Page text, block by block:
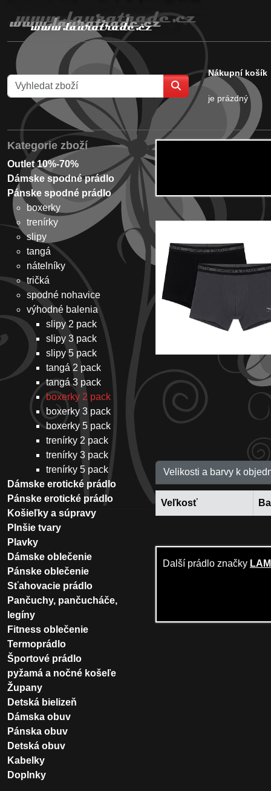
Nákupní košík
je prázdný
Velikosti a barvy k
Veľkosť
Další prádlo značky
Kategorie zboží
Outlet 10%-70%
Dámske spodné prádlo
Pánske spodné prádlo
boxerky
trenírky
slipy
tangá
nátelníky
tričká
spodné nohavice
výhodné balenia
slipy 2 pack
slipy 3 pack
slipy 5 pack
tangá 2 pack
tangá 3 pack
boxerky 2 pack
boxerky 3 pack
boxerky 5 pack
trenírky 2 pack
trenírky 3 pack
trenírky 5 pack
Dámske erotické prádlo
Pánske erotické prádlo
Košieľky a súpravy
Plnšie tvary
Plavky
Dámske oblečenie
Pánske oblečenie
Sťahovacie prádlo
Pančuchy, pančucháče,
legíny
Fitness oblečenie
Termoprádlo
Športové prádlo
pyžamá a nočné košeľe
Župany
Detská bielizeň
Dámska obuv
Pánska obuv
Detská obuv
Kabelky
Doplnky